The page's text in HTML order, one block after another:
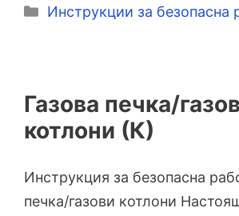
Категории
Инструкции за безопасна
Газова печка/
котлони (К)
Инструкция за безопасна
печка/газови котлони